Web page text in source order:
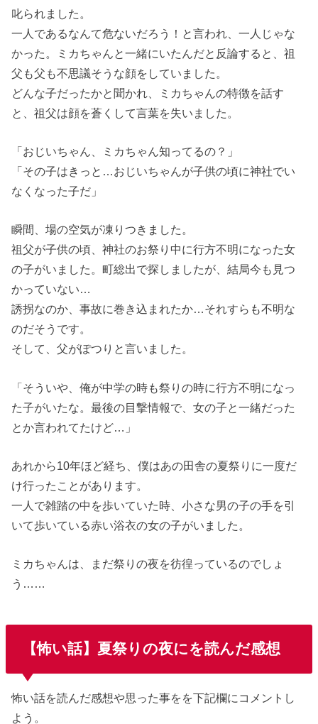
叱られました。
一人であるなんて危ないだろう！と言われ、一人じゃな
かった。ミカちゃんと一緒にいたんだと反論すると、祖
父も父も不思議そうな顔をしていました。
どんな子だったかと聞かれ、ミカちゃんの特徴を話す
と、祖父は顔を蒼くして言葉を失いました。
「おじいちゃん、ミカちゃん知ってるの？」
「その子はきっと…おじいちゃんが子供の頃に神社でい
なくなった子だ」
瞬間、場の空気が凍りつきました。
祖父が子供の頃、神社のお祭り中に行方不明になった女
の子がいました。町総出で探しましたが、結局今も見つ
かっていない…
誘拐なのか、事故に巻き込まれたか…それすらも不明な
のだそうです。
そして、父がぽつりと言いました。
「そういや、俺が中学の時も祭りの時に行方不明になっ
た子がいたな。最後の目撃情報で、女の子と一緒だった
とか言われてたけど…」
あれから10年ほど経ち、僕はあの田舎の夏祭りに一度だ
け行ったことがあります。
一人で雑踏の中を歩いていた時、小さな男の子の手を引
いて歩いている赤い浴衣の女の子がいました。
ミカちゃんは、まだ祭りの夜を彷徨っているのでしょ
う……
【怖い話】夏祭りの夜にを読んだ感想
怖い話を読んだ感想や思った事をを下記欄にコメントし
よう。